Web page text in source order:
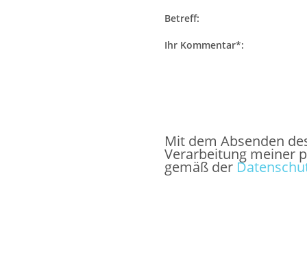
Betreff:
Ihr Kommentar*:
Mit dem Absenden
Verarbeitung meiner
gemäß der